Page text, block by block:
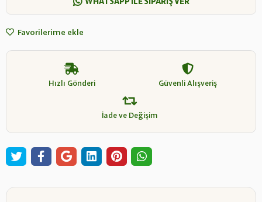
Favorilerime ekle
Hızlı Gönderi Güvenli Alışveriş
İade ve Değişim